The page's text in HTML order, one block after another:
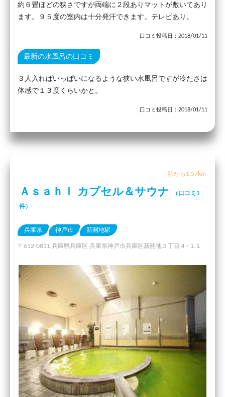
約６畳ほどの狭さですが両端に２段ありマットが敷いてあり
ます。９５度の室内は十分発汗できます。テレビあり。
口コミ投稿日：2018/01/11
最新の水風呂の口コミ
３人入ればいっぱいになるような狭い水風呂ですが冷たさは
体感で１３度くらいかと。
口コミ投稿日：2018/01/11
駅から1.57km
Ａｓａｈｉ カプセル＆サウナ
（口コミ1
件）
兵庫県 神戸市 新開地駅
〒652-0811 兵庫県兵庫区 兵庫県神戸市兵庫区新開地３丁目４−１１